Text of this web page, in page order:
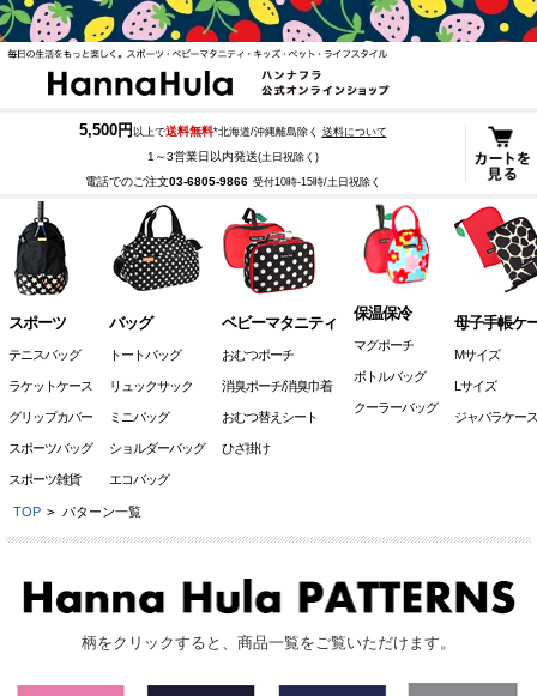
5,500円 以上で送料無料*北海道/沖縄離島除く 送料について
1～3営業日以内発送(土日祝除く)
電話でのご注文03-6805-9866 受付10時-15時/土日祝除く
スポーツ
テニスバッグ
ラケットケース
グリップカバー
スポーツバッグ
スポーツ雑貨
バッグ
トートバッグ
リュックサック
ミニバッグ
ショルダーバッグ
エコバッグ
ベビーマタニティ
おむつポーチ
消臭ポーチ/消臭巾着
おむつ替えシート
ひざ掛け
保温保冷
マグポーチ
ボトルバッグ
クーラーバッグ
母子手帳ケ
Mサイズ
Lサイズ
ジャバラケース
TOP > パターン一覧
柄をクリックすると、商品一覧をご覧いただけます。